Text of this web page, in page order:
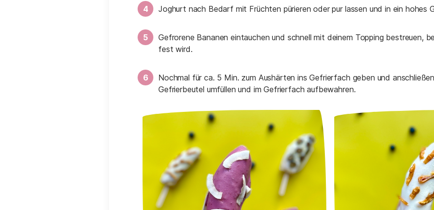
Joghurt nach Bedarf mit Früchten pürieren oder pur lassen und in ein hohes
Gefrorene Bananen eintauchen und schnell mit deinem Topping bestreuen,
fest wird.
Nochmal für ca. 5 Min. zum Aushärten ins Gefrierfach geben und
Gefrierbeutel umfüllen und im Gefrierfach aufbewahren.